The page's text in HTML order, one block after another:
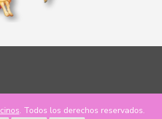
. Todos los derechos reservados.